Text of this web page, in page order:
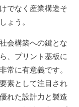
でなく産業構造そ
ょう。
会構築への鍵とな
、プリント基板に
常に有意義です。
素として注目され
れた設計力と製造